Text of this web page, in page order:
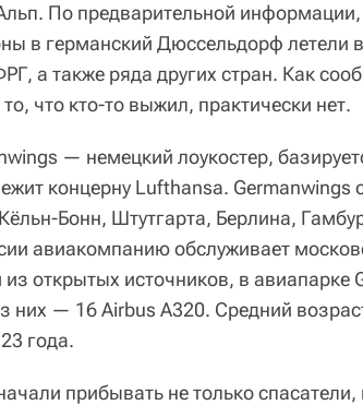
По предварительной
в германский Дюссельдорф летели
а также ряда других стран. Как
что кто-то выжил, практически нет.
— немецкий лоукостер,
концерну Lufthansa. Germanwings
Бонн, Штутгарта, Берлина,
авиакомпанию обслуживает
открытых источников, в авиапарке
них — 16 Airbus A320. Средний
года.
прибывать не только спасатели,